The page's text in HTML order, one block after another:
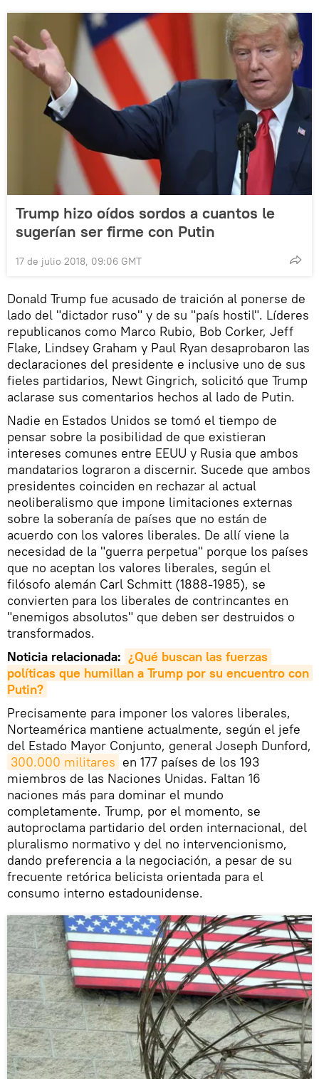
Trump hizo oídos sordos a cuantos le
sugerían ser firme con Putin
17 de julio 2018, 09:06 GMT
Donald Trump fue acusado de traición al ponerse de
lado del "dictador ruso" y de su "país hostil". Líderes
republicanos como Marco Rubio, Bob Corker, Jeff
Flake, Lindsey Graham y Paul Ryan desaprobaron las
declaraciones del presidente e inclusive uno de sus
fieles partidarios, Newt Gingrich, solicitó que Trump
aclarase sus comentarios hechos al lado de Putin.
Nadie en Estados Unidos se tomó el tiempo de
pensar sobre la posibilidad de que existieran
intereses comunes entre EEUU y Rusia que ambos
mandatarios lograron a discernir. Sucede que ambos
presidentes coinciden en rechazar al actual
neoliberalismo que impone limitaciones externas
sobre la soberanía de países que no están de
acuerdo con los valores liberales. De allí viene la
necesidad de la "guerra perpetua" porque los países
que no aceptan los valores liberales, según el
filósofo alemán Carl Schmitt (1888-1985), se
convierten para los liberales de contrincantes en
"enemigos absolutos" que deben ser destruidos o
transformados.
Noticia relacionada: ¿Qué buscan las fuerzas
políticas que humillan a Trump por su encuentro con
Putin?
Precisamente para imponer los valores liberales,
Norteamérica mantiene actualmente, según el jefe
del Estado Mayor Conjunto, general Joseph Dunford,
300.000 militares en 177 países de los 193
miembros de las Naciones Unidas. Faltan 16
naciones más para dominar el mundo
completamente. Trump, por el momento, se
autoproclama partidario del orden internacional, del
pluralismo normativo y del no intervencionismo,
dando preferencia a la negociación, a pesar de su
frecuente retórica belicista orientada para el
consumo interno estadounidense.